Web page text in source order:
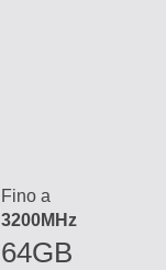
Fino a
3200MHz
64GB